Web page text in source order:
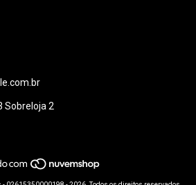
Sobreloja 2